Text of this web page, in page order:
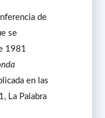
de
se
1981
en las
La Palabra